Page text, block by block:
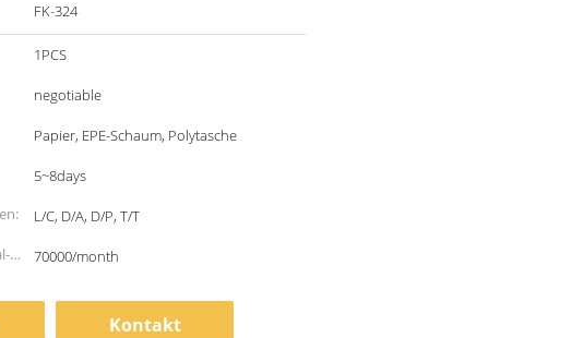
FK-324
1PCS
negotiable
Papier, EPE-Schaum, Polytasche
5~8days
L/C, D/A, D/P, T/T
70000/month
Kontakt